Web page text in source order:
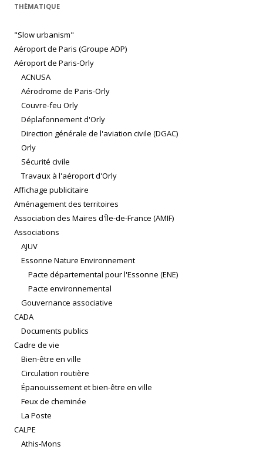
THÈMATIQUE
"Slow urbanism"
Aéroport de Paris (Groupe ADP)
Aéroport de Paris-Orly
ACNUSA
Aérodrome de Paris-Orly
Couvre-feu Orly
Déplafonnement d'Orly
Direction générale de l'aviation civile (DGAC)
Orly
Sécurité civile
Travaux à l'aéroport d'Orly
Affichage publicitaire
Aménagement des territoires
Association des Maires d'Île-de-France (AMIF)
Associations
AJUV
Essonne Nature Environnement
Pacte départemental pour l'Essonne (ENE)
Pacte environnemental
Gouvernance associative
CADA
Documents publics
Cadre de vie
Bien-être en ville
Circulation routière
Épanouissement et bien-être en ville
Feux de cheminée
La Poste
CALPE
Athis-Mons